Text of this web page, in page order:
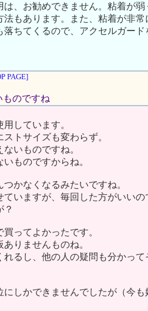
は、お勧めできません。粘着が
法もあります。また、粘着が非
落ちてくるので、アクセルガー
PAGE]
ものですね
しています。
トサイズも変わらず。
いものですね。
ものですからね。
かなくなるみたいですね。
ていますが、毎回した方がいい
？
ってよかったです。
りませんものね。
れるし、他の人の疑問も分かっ
にしかできませんでしたが（今